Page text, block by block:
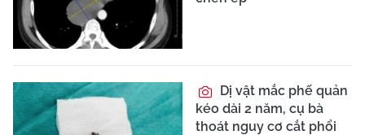
Dị vật mắc phế quản
kéo dài 2 năm, cụ bà
thoát nguy cơ cắt phổi